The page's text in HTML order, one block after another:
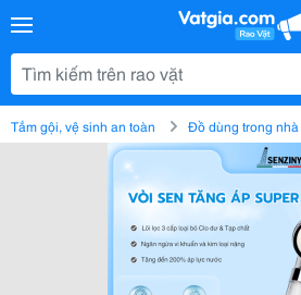
Tắm gội, vệ sinh an toàn Đồ dùng trong nhà